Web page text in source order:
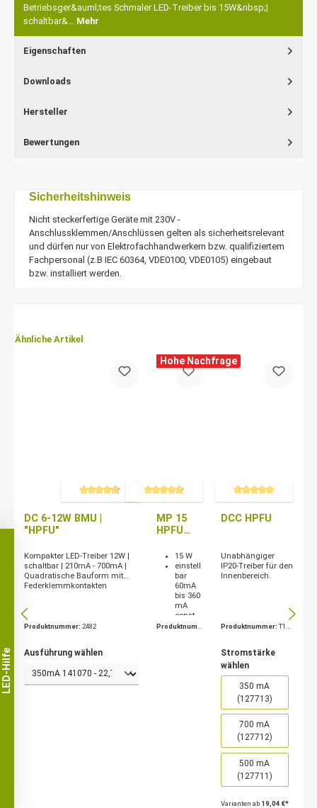
Betriebsger&auml;tes Schmaler LED-Treiber bis 15W&nbsp;|
schaltbar&… Mehr
Eigenschaften
Downloads
Hersteller
Bewertungen
Sicherheitshinweis
Nicht steckerfertige Geräte mit 230V -
Anschlussklemmen/Anschlüssen gelten als sicherheitsrelevant
und dürfen nur von Elektrofachhandwerkern bzw. qualifiziertem
Fachpersonal (z.B IEC 60364, VDE0100, VDE0105) eingebaut
bzw. installiert werden.
Ähnliche Artikel
Durchschnittliche Bewertung von 4.7 von 5 Sternen
DC 6-12W BMU |
"HPFU"
Kompakter LED-Treiber 12W |
schaltbar | 210mA - 700mA |
Quadratische Bauform mit
Federklemmkontakten
Produktnummer: 2482
Ausführung wählen
Hohe Nachfrage
Durchschnittliche Bewertung von 4.8 von 5
MP 15
HPFU
Treiber
15W
127710
15 W
einstell
bar
60mA
bis 360
mA
const.
Produktnum
Durchschnittliche
DCC HPFU
Unabhängiger
IP20-Treiber für den
Innenbereich.
Produktnummer:T142
Stromstärke
wählen
350 mA
(127713)
700 mA
(127712)
500 mA
(127711)
Varianten ab 19,04 €*
LED-Hilfe